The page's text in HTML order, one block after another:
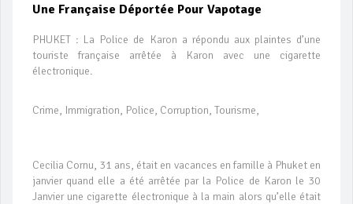
Une Française Déportée Pour Vapotage
PHUKET : La Police de Karon a répondu aux plaintes d’une
touriste française arrêtée à Karon avec une cigarette
électronique.
Crime, Immigration, Police, Corruption, Tourisme,
Cecilia Cornu, 31 ans, était en vacances en famille à Phuket en
janvier quand elle a été arrêtée par la Police de Karon le 30
Janvier une cigarette électronique à la main alors qu’elle était